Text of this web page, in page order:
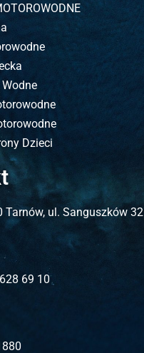
Dzieci
Tarnów, ul. Sanguszków 32
69 10